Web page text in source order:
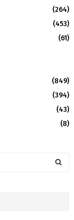
(264)
(453)
(61)
(849)
(394)
(43)
(8)